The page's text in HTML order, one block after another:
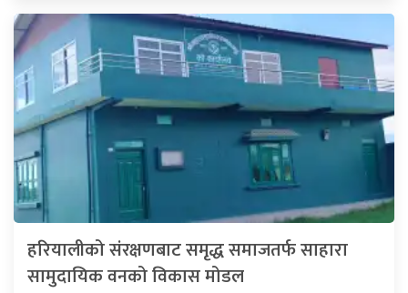
हरियालीको संरक्षणबाट समृद्ध समाजतर्फ साहारा
सामुदायिक वनको विकास मोडल